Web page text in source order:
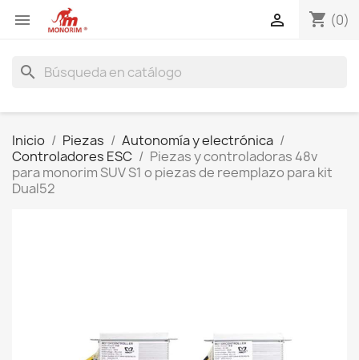
 shopping_cart (0)

search
Inicio Piezas
Autonomía y electrónica
Controladores ESC
Piezas y controladoras 48v
para monorim SUV S1 o piezas de reemplazo para kit
Dual52